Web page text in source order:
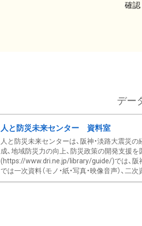
確認
デー
人と防災未来センター 資料室
人と防災未来センターは、阪神・淡路大震災
成、地域防災力の向上、防災政策の開発支援
(https://www.dri.ne.jp/library/guide/)では、阪
では一次資料（モノ・紙・写真・映像音声）、二次